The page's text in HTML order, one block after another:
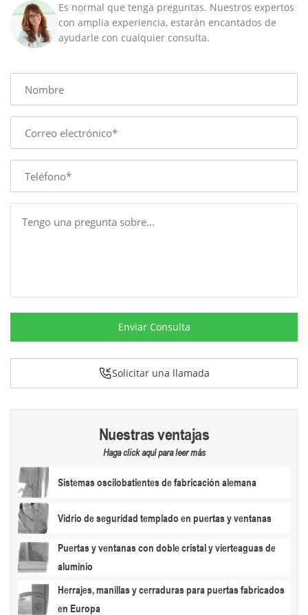
Es normal que tenga preguntas. Nuestros expertos
con amplia experiencia, estarán encantados de
ayudarle con cualquier consulta.
Name
E-
mail
Phone
Message
Enviar Consulta
Solicitar una llamada
Nuestras ventajas
Haga click aquí para leer más
Sistemas oscilobatientes de fabricación alemana
Vidrio de seguridad templado en puertas y ventanas
Puertas y ventanas con doble cristal y vierteaguas de
aluminio
Herrajes, manillas y cerraduras para puertas fabricados
en Europa